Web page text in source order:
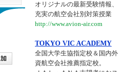
オリジナルの最新受験情報、
充実の航空会社別対策授業
http://www.avion-air.com
TOKYO VIC ACADEMY
全国大学生協指定校＆国内外
資航空会社推薦指定校。